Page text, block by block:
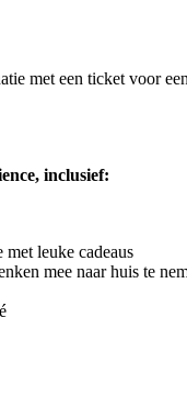
met een ticket voor
inclusief:
leuke cadeaus
mee naar huis te